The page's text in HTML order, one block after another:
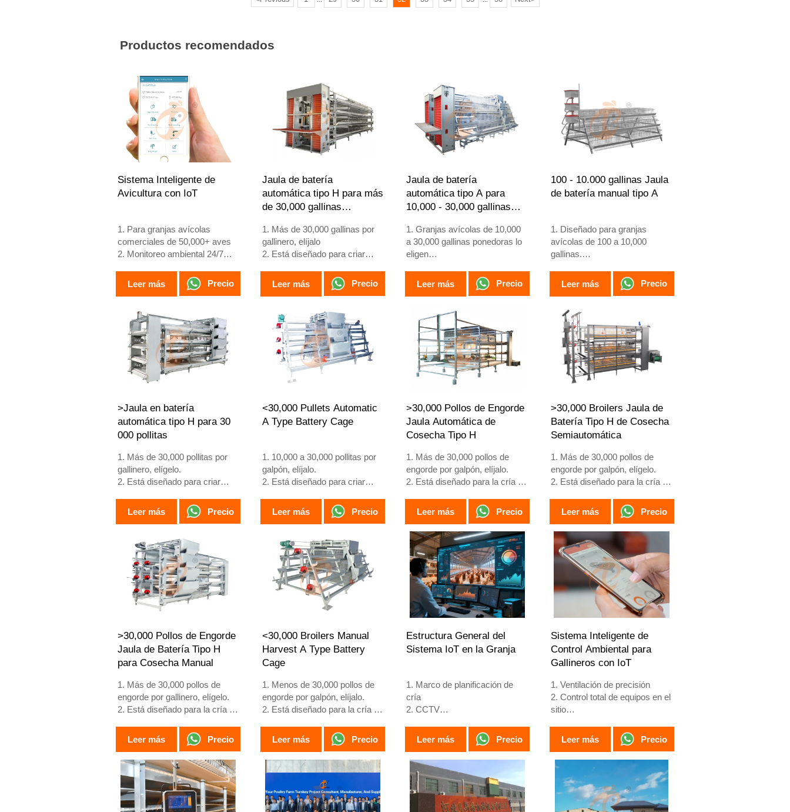
Contáctenos para diseños
personalizados.
+8618830120193
Recepción /WhatsApp NO. :
Productos recomendados
Sistema Inteligente de
Avicultura con IoT
1. Para granjas avícolas
comerciales de 50,000+ aves
2. Monitoreo ambiental 24/7
alimenticia del 15-20%
4. Incremento en producción de
5. Número de
recepción/WhatsApp:
+8618830120193
Leer más Precio
Jaula de batería
automática tipo H para más
de 30,000 gallinas
1. Más de 30,000 gallinas por
gallinero, elíjalo
2. Está diseñado para criar
edad hasta gallinas ponedoras
años
4. Nuestra recepción en línea
24 horas. El número de
WhatsApp es
+8618830120193, +234
8111199996
Leer más Precio
Jaula de batería
automática tipo A para
10,000 - 30,000 gallinas
1. Granjas avícolas de 10,000
a 30,000 gallinas ponedoras lo
eligen
a poner huevos a las 16
años
4. Nuestra recepción en línea
24 horas. Números de
WhatsApp: +8618830120193,
+234 8111199996
Leer más Precio
100 - 10.000 gallinas Jaula
de batería manual tipo A
1. Diseñado para granjas
avícolas de 100 a 10,000
gallinas.
semanas para puesta de
4. Recepción en línea 24 horas.
Número de WhatsApp:
+8618830120193, +234
8111199996
Leer más Precio
>Jaula en batería
automática tipo H para 30
000 pollitas
1. Más de 30,000 pollitas por
gallinero, elígelo.
2. Está diseñado para criar
gallinas de 12 a 16 semanas
que comienzan a poner
3. Su vida útil es de más de 25
años.
4. Su estructura es fusión
inteligente artificial Vcloud,
gabinete de control eléctrico,
equipo automático de bebida,
estiércol, cosecha manual.
5. Nuestra recepción en línea
24 horas, el número de
What’sApp es
+8618830120193
Leer más Precio
<30,000 Pullets Automatic
A Type Battery Cage
1. 10,000 a 30,000 pollitas por
galpón, elíjalo.
2. Está diseñado para criar
gallinas de 12 a 16 semanas
que comienzan a poner
3. Su vida útil es de más de 25
años.
4. Su estructura es fusión
inteligente artificial Vcloud,
armario de control eléctrico,
equipo automático de bebida,
estiércol, cosecha manual.
5. Nuestra recepción en línea
24 horas es el número de
What’sApp: +86 18830120193.
Leer más Precio
>30,000 Pollos de Engorde
Jaula Automática de
Cosecha Tipo H
1. Más de 30,000 pollos de
engorde por galpón, elíjalo.
2. Está diseñado para la cría de
días de edad listos para el
3. Su vida útil es de más de 20
años.
4. Nuestra recepción en línea
24 horas, el número de
What’sApp es
+8618830120193, +234
8111199996.
Leer más Precio
>30,000 Broilers Jaula de
Batería Tipo H de Cosecha
Semiautomática
1. Más de 30,000 pollos de
engorde por galpón, elígelo.
2. Está diseñado para la cría de
días de edad listos para el
3. Su vida útil es de más de 20
años.
4. Nuestra recepción en línea
24 horas, el número de
What’sApp es
+8618830120193, +234
8111199996.
Leer más Precio
>30,000 Pollos de Engorde
Jaula de Batería Tipo H
para Cosecha Manual
1. Más de 30,000 pollos de
engorde por gallinero, elígelo.
2. Está diseñado para la cría de
días de edad, listos para el
3. Su vida útil es de más de 20
años.
4. Su estructura es una fusión
inteligente artificial Vcloud,
gabinete de control eléctrico,
Leer más Precio
<30,000 Broilers Manual
Harvest A Type Battery
Cage
1. Menos de 30,000 pollos de
engorde por galpón, elíjalo.
2. Está diseñado para la cría de
días de edad, listos para el
3. Su vida útil es de más de 20
años.
4. Su estructura incluye fusión
inteligente artificial Vcloud,
gabinete de control eléctrico,
Leer más Precio
Estructura General del
Sistema IoT en la Granja
1. Marco de planificación de
cría
2. CCTV
pantalla grande integral
4. Gestión de alarmas
5. Recepción /WhatsApp NO. :
+8618830120193
Leer más Precio
Sistema Inteligente de
Control Ambiental para
Gallineros con IoT
1. Ventilación de precisión
2. Control total de equipos en el
sitio
autodiagnóstico
4. Hardware de estándar
europeo
5. Número de
recepción/WhatsApp:
+8618830120193
Leer más Precio